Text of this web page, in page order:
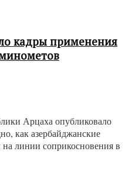
кадры применения
Арцаха опубликовало
как азербайджанские
линии соприкосновения в